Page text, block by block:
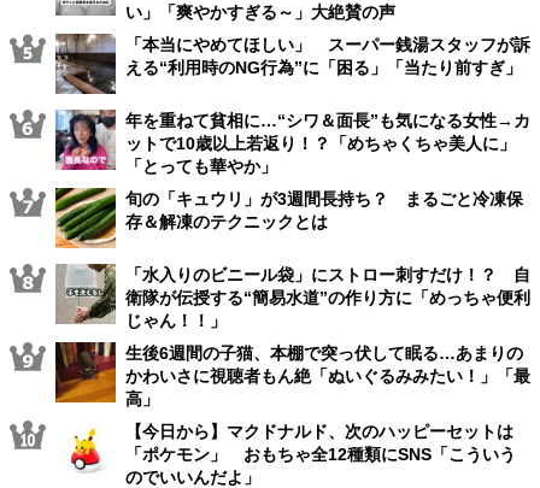
い」「爽やかすぎる～」大絶賛の声
「本当にやめてほしい」 スーパー銭湯スタッフが訴
える“利用時のNG行為”に「困る」「当たり前すぎ」
年を重ねて貧相に…“シワ＆面長”も気になる女性→カ
ットで10歳以上若返り！？「めちゃくちゃ美人に」
「とっても華やか」
旬の「キュウリ」が3週間長持ち？ まるごと冷凍保
存＆解凍のテクニックとは
「水入りのビニール袋」にストロー刺すだけ！？ 自
衛隊が伝授する“簡易水道”の作り方に「めっちゃ便利
じゃん！！」
生後6週間の子猫、本棚で突っ伏して眠る…あまりの
かわいさに視聴者もん絶「ぬいぐるみみたい！」「最
高」
【今日から】マクドナルド、次のハッピーセットは
「ポケモン」 おもちゃ全12種類にSNS「こういう
のでいいんだよ」